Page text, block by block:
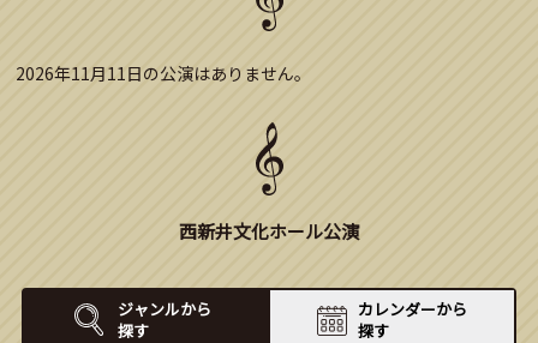
2026年11月11日の公演はありません。
西新井文化ホール公演
ジャンルから
探す
カレンダーから
探す